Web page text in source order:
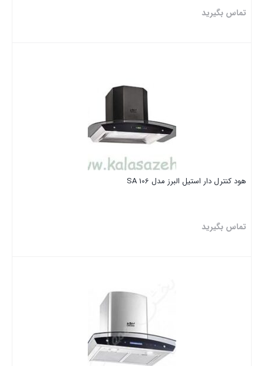
تماس بگیرید
هود کنترل دار استیل البرز مدل SA 106
تماس بگیرید